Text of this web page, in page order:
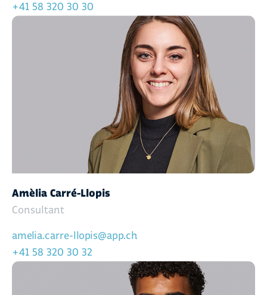
+41 58 320 30 30
Amèlia Carré-Llopis
Consultant
amelia.carre-llopis@app.ch
+41 58 320 30 32